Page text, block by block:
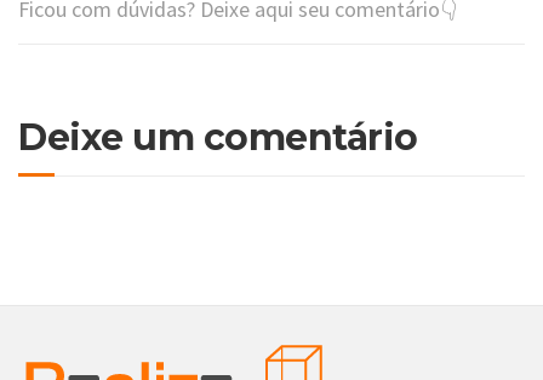
Ficou com dúvidas? Deixe aqui seu comentário👇
Deixe um comentário